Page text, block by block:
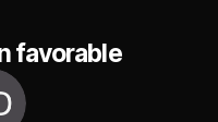
favorable